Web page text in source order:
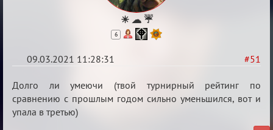
☀ ☁ ☔
6
#51
09.03.2021 11:28:31
Re:
Разговоры
о
Долго ли умеючи (твой турнирный рейтинг по
сравнению с прошлым годом сильно уменьшился, вот и
упала в третью)